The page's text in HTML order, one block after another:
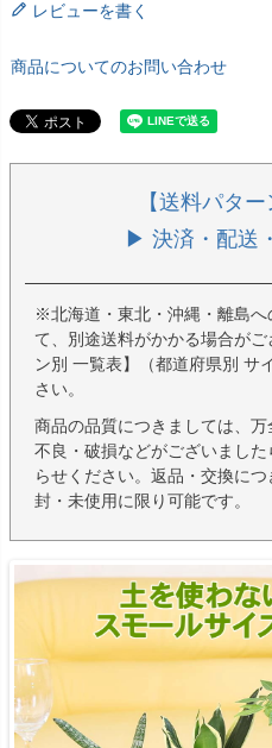
レビューを書く
商品についてのお問い合わせ
【送料パタ
▶ 決済・配送
※北海道・東北・沖縄・離島へ
て、別途送料がかかる場合が
ン別 一覧表】（都道府県別 サ
さい。
商品の品質につきましては、
不良・破損などがございまし
らせください。返品・交換に
封・未使用に限り可能です。